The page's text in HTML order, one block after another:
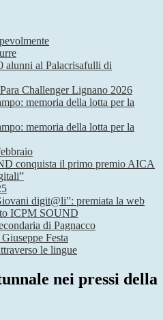
alunni al Palacrisafulli di
Challenger Lignano 2026
memoria della lotta per la
memoria della lotta per la
conquista il primo premio AICA
digit@li”: premiata la web
ICPM SOUND
di Pagnacco
Festa
le lingue
nei pressi della